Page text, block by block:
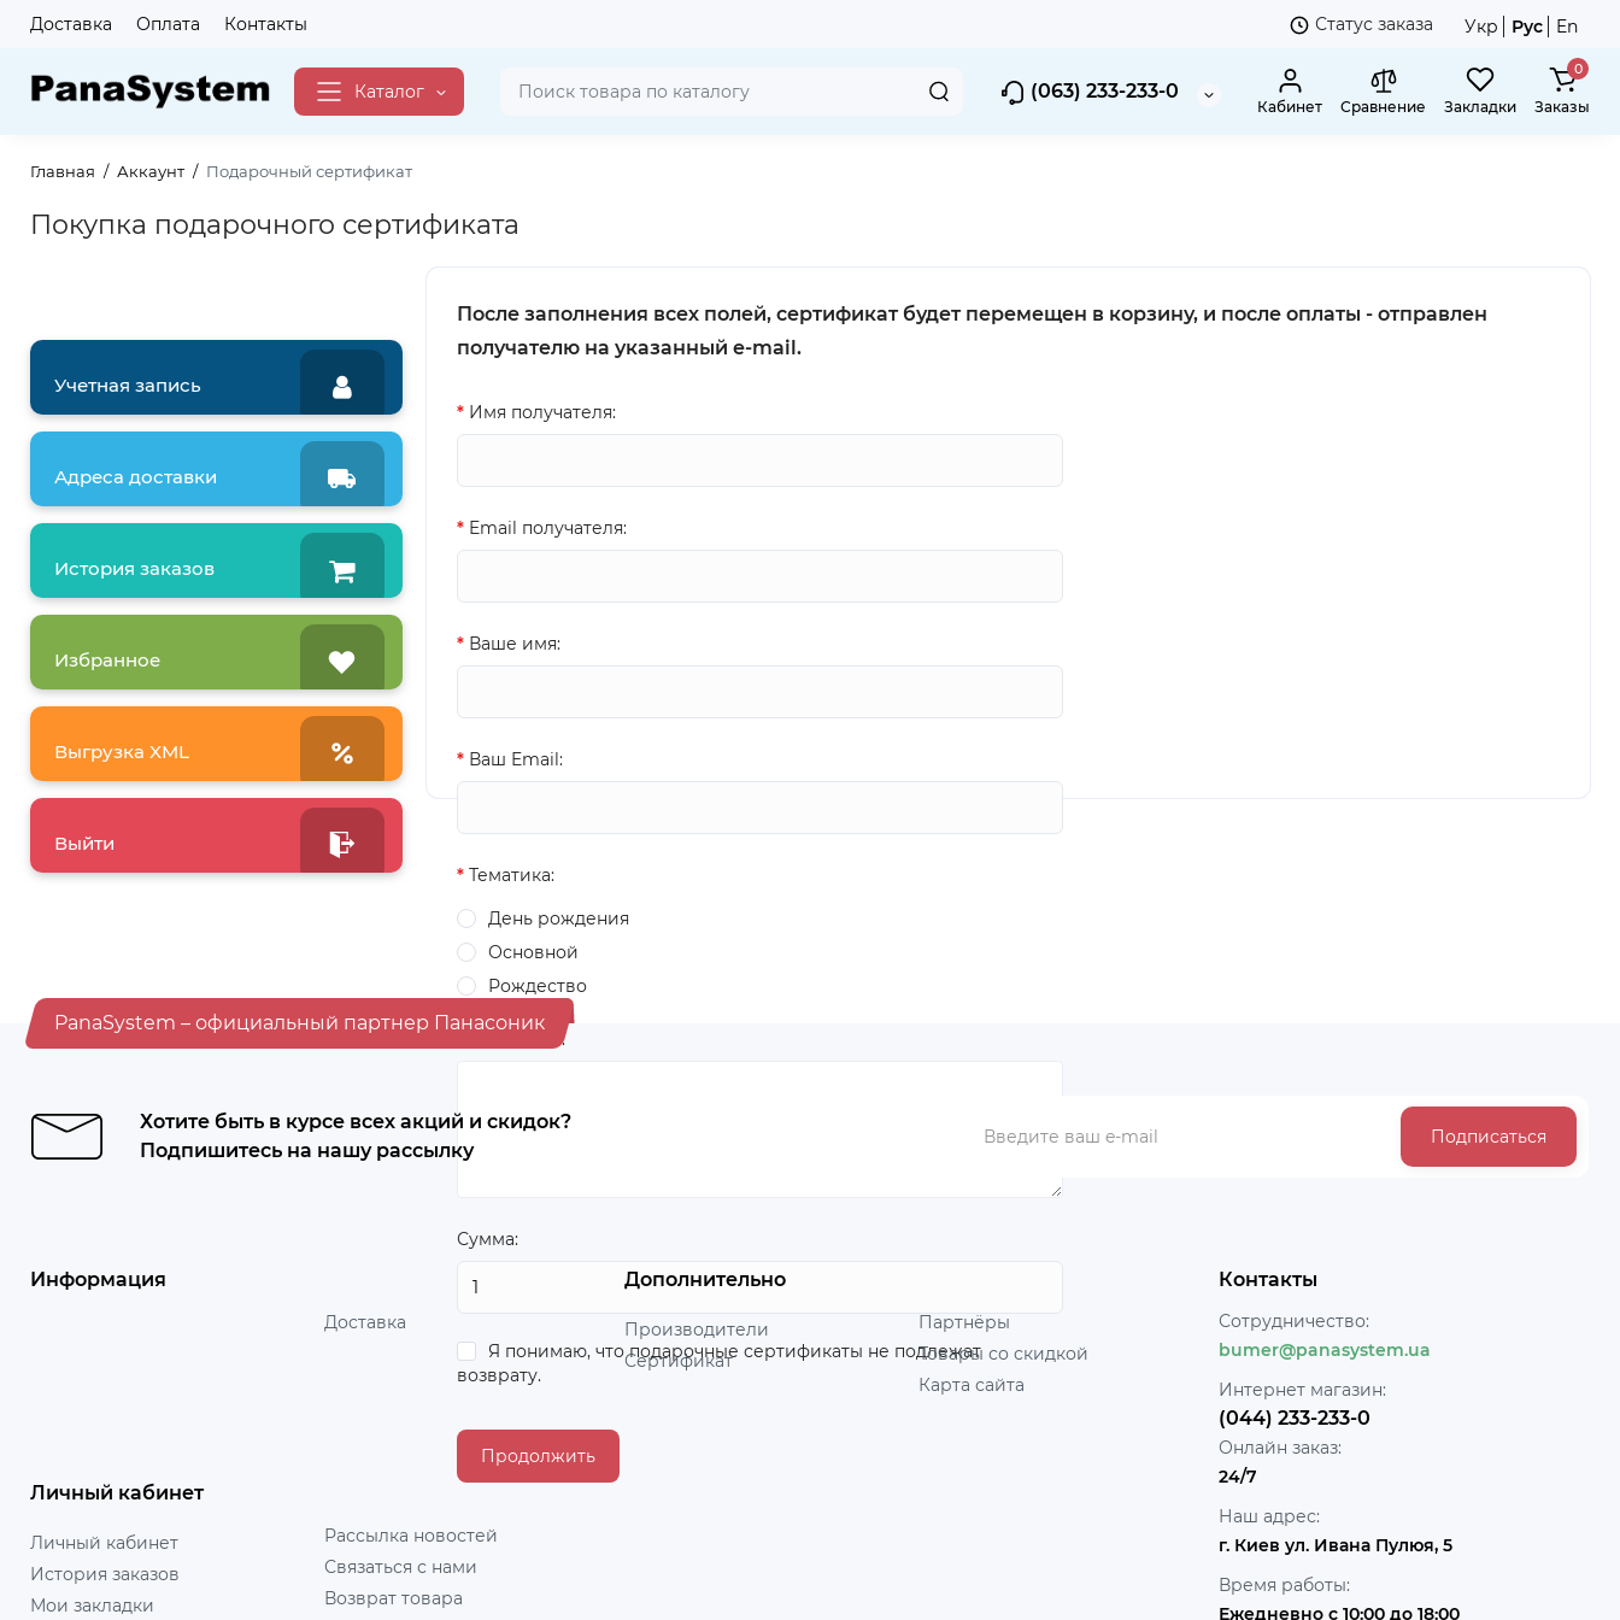
Доставка Оплата Контакты Статус заказа Укр Рус En
Каталог (063) 233-233-0
Кабинет Сравнение Закладки
0
Заказы
Главная Аккаунт Подарочный сертификат
Покупка подарочного сертификата
Учетная запись
Адреса доставки
История заказов
Избранное
Выгрузка XML
Выйти
После заполнения всех полей, сертификат будет перемещен в корзину, и после оплаты - отправлен
получателю на указанный e-mail.
Имя получателя:
Email получателя:
Ваше имя:
Ваш Email:
Тематика:
День рождения
Основной
Рождество
Сообщение:
Сумма:
Я понимаю, что подарочные сертификаты не подлежат
возврату.
PanaSystem – официальный партнер Панасоник
Хотите быть в курсе всех акций и скидок?
Подпишитесь на нашу рассылку
Подписаться
Информация
Доставка
Дополнительно
Производители
Сертификат
Партнёры
Товары со скидкой
Карта сайта
Личный кабинет
Личный кабинет
История заказов
Мои закладки
Рассылка новостей
Связаться с нами
Возврат товара
Контакты
Сотрудничество:
bumer@panasystem.ua
Интернет магазин:
(044) 233-233-0
Онлайн заказ:
24/7
Наш адрес:
г. Киев ул. Ивана Пулюя, 5
Время работы:
Ежедневно с 10:00 до 18:00